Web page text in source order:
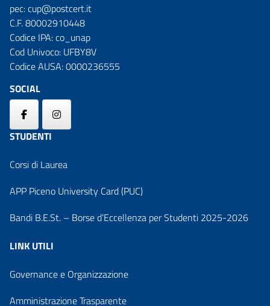
pec:cup@postcert.it
C.F. 80002910448
Codice IPA: co_unap
Cod Univoco: UFBY8V
Codice AUSA: 0000236555
SOCIAL
STUDENTI
Corsi di Laurea
APP Piceno University Card (PUC)
Bandi B.E.St. – Borse d’Eccellenza per Studenti 2025-2026
LINK UTILI
Governance e Organizzazione
Amministrazione Trasparente